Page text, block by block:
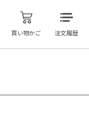
買い物かご 注文履歴